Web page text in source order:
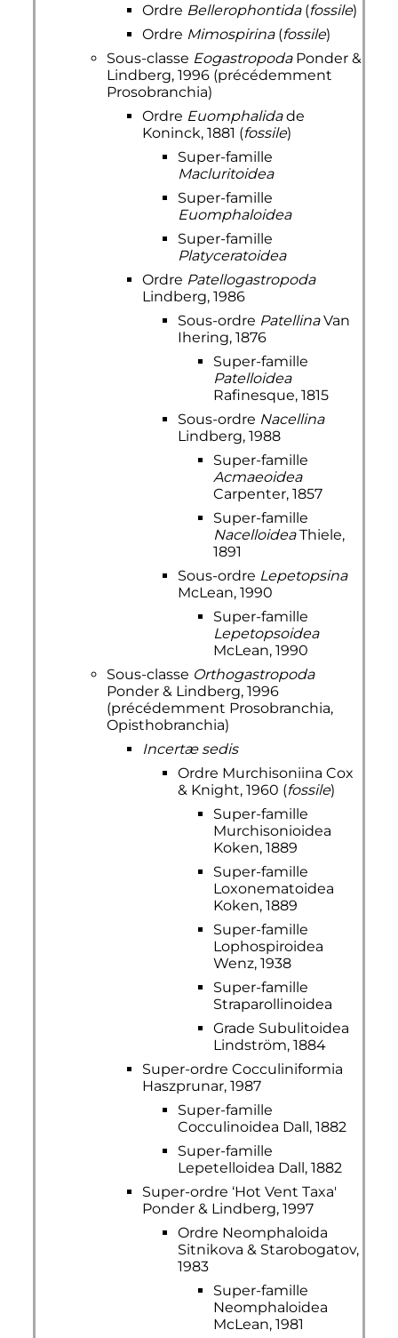
Ordre Bellerophontida(fossile)
Ordre Mimospirina(fossile)
Sous-classe EogastropodaPonder &
Lindberg, 1996 (précédemment
Prosobranchia)
Ordre Euomphalidade
Koninck, 1881 (fossile)
Super-famille
Macluritoidea
Super-famille
Euomphaloidea
Super-famille
Platyceratoidea
Ordre Patellogastropoda
Lindberg, 1986
Sous-ordre PatellinaVan
Ihering, 1876
Super-famille
Patelloidea
Rafinesque, 1815
Sous-ordre Nacellina
Lindberg, 1988
Super-famille
Acmaeoidea
Carpenter, 1857
Super-famille
NacelloideaThiele,
1891
Sous-ordre Lepetopsina
McLean, 1990
Super-famille
Lepetopsoidea
McLean, 1990
Sous-classe Orthogastropoda
Ponder & Lindberg, 1996
(précédemment Prosobranchia,
Opisthobranchia)
Incertæ sedis
Ordre Murchisoniina Cox
& Knight, 1960 (fossile)
Super-famille
Murchisonioidea
Koken, 1889
Super-famille
Loxonematoidea
Koken, 1889
Super-famille
Lophospiroidea
Wenz, 1938
Super-famille
Straparollinoidea
Grade Subulitoidea
Lindström, 1884
Super-ordre Cocculiniformia
Haszprunar, 1987
Super-famille
Cocculinoidea Dall, 1882
Super-famille
Lepetelloidea Dall, 1882
Super-ordre ‘Hot Vent Taxa'
Ponder & Lindberg, 1997
Ordre Neomphaloida
Sitnikova & Starobogatov,
1983
Super-famille
Neomphaloidea
McLean, 1981